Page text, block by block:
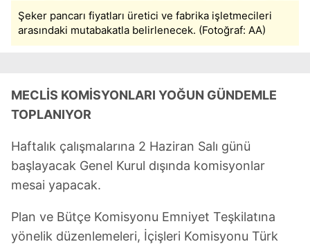
Şeker pancarı fiyatları üretici ve fabrika işletmecileri
arasındaki mutabakatla belirlenecek. (Fotoğraf: AA)
MECLİS KOMİSYONLARI YOĞUN GÜNDEMLE
TOPLANIYOR
Haftalık çalışmalarına 2 Haziran Salı günü
başlayacak Genel Kurul dışında komisyonlar
mesai yapacak.
Plan ve Bütçe Komisyonu Emniyet Teşkilatına
yönelik düzenlemeleri, İçişleri Komisyonu Türk